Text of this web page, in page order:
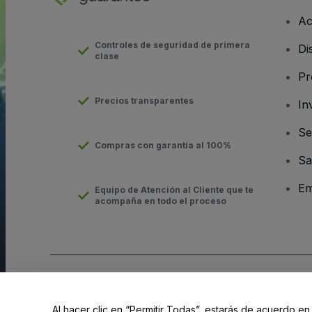
Controles de seguridad de primera
clase
Precios transparentes
Compras con garantía al 100%
Equipo de Atención al Cliente que te
acompaña en todo el proceso
Al hacer clic en “Permitir Todas”, estarás de acuerdo